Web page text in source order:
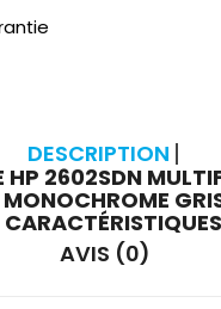
DESCRIPTION
HP 2602SDN
CARACTÉRISTIQUES
AVIS (0)